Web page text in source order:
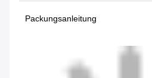
Packungsanleitung